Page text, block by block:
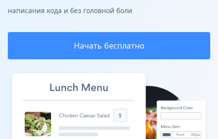
написания кода и без головной боли
Начать бесплатно